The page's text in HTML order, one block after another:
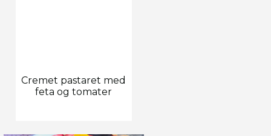
Cremet pastaret med
feta og tomater